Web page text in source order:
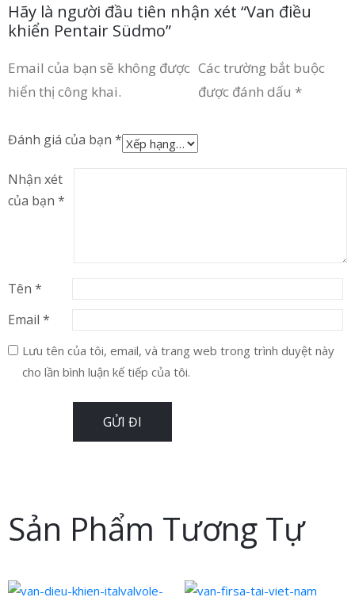
Hãy là người đầu tiên nhận xét “Van điều
khiển Pentair Südmo”
Email của bạn sẽ không được
hiển thị công khai.
Các trường bắt buộc
được đánh dấu *
Đánh giá của bạn *
Nhận xét
của bạn *
Tên *
Email *
Lưu tên của tôi, email, và trang web trong trình duyệt này
cho lần bình luận kế tiếp của tôi.
Sản Phẩm Tương Tự